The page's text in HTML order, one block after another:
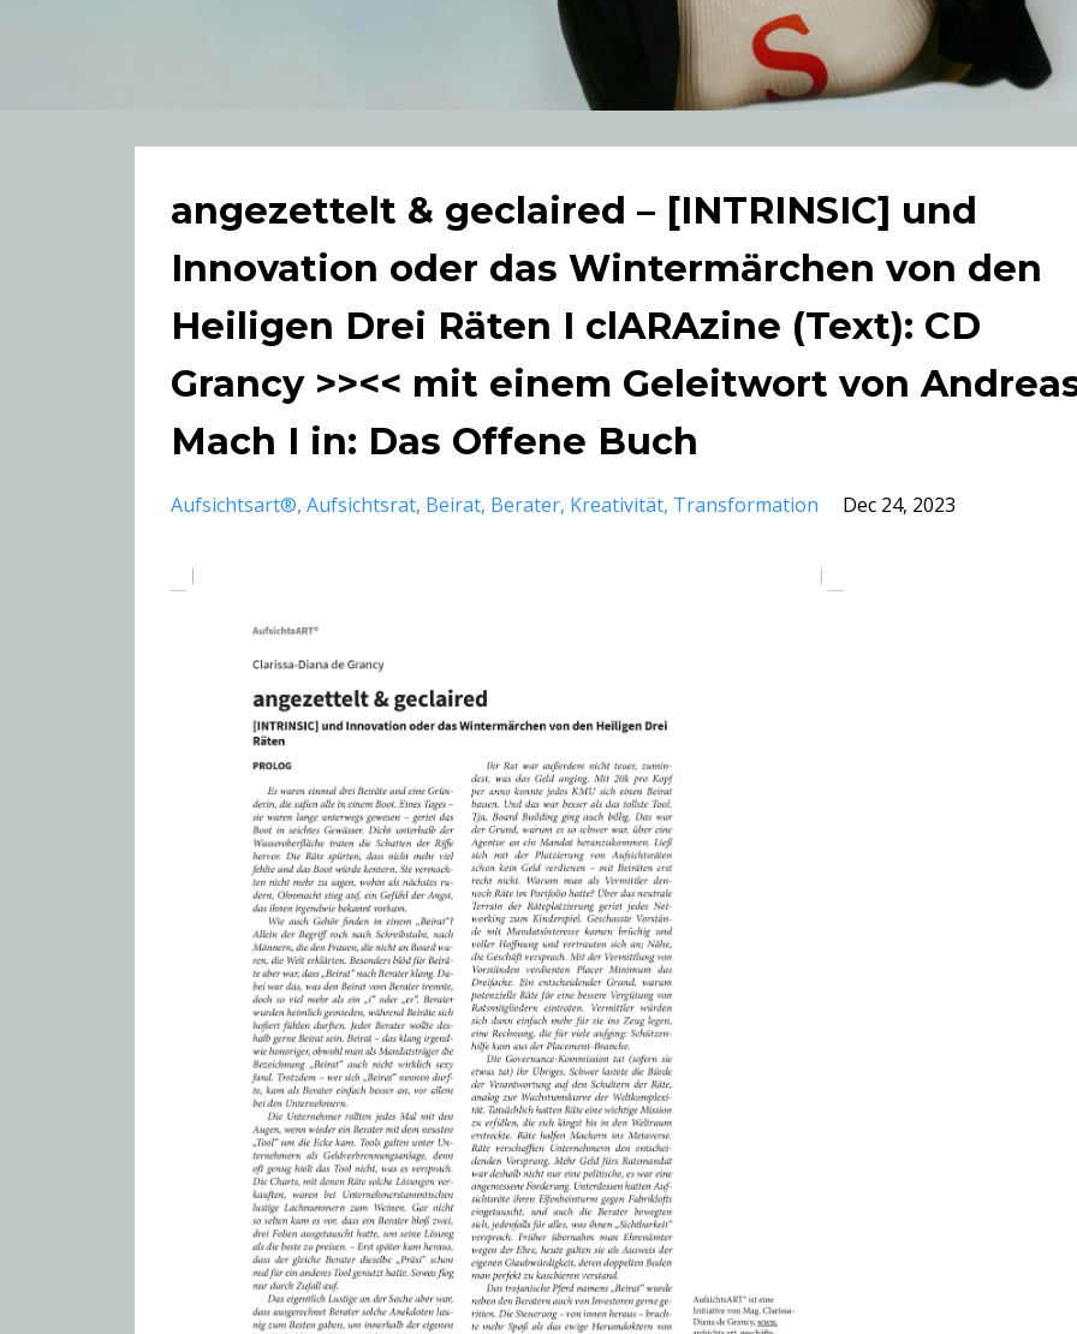
angezettelt & geclaired – [INTRINSIC] und
Innovation oder das Wintermärchen von den
Heiligen Drei Räten I clARAzine (Text): CD
Grancy >><< mit einem Geleitwort von
Mach I in: Das Offene Buch
Aufsichtsart® Aufsichtsrat Beirat Berater Kreativität Transformation Dec 24, 2023